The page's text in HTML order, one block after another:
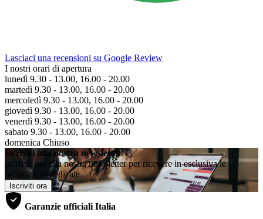
Lasciaci una recensioni su Google Review
I nostri orari di apertura
lunedì 9.30 - 13.00, 16.00 - 20.00
martedì 9.30 - 13.00, 16.00 - 20.00
mercoledì 9.30 - 13.00, 16.00 - 20.00
giovedì 9.30 - 13.00, 16.00 - 20.00
venerdì 9.30 - 13.00, 16.00 - 20.00
sabato 9.30 - 13.00, 16.00 - 20.00
domenica Chiuso
Iscriviti alla nostra newsletter
Iscriviti ora alla nostra newsletter per ricevere in esclusiva le
promozioni dedicate
Iscriviti ora
Garanzie ufficiali Italia